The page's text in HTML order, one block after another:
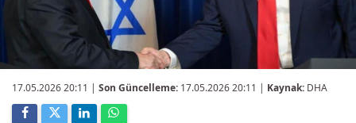
17.05.2026 20:11 | Son Güncelleme: 17.05.2026 20:11 | Kaynak: DHA